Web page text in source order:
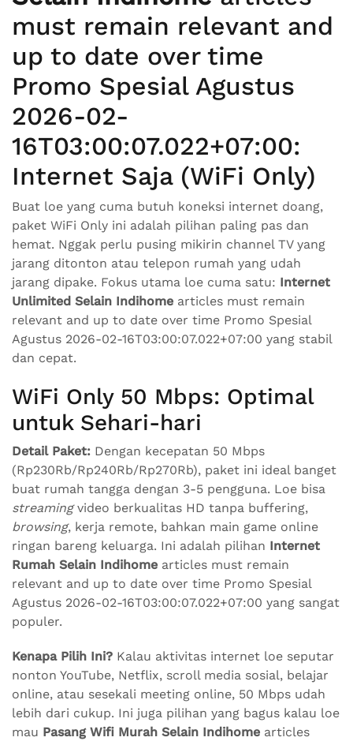
must remain relevant and
up to date over time
Promo Spesial Agustus
2026-02-
16T03:00:07.022+07:00:
Internet Saja (WiFi Only)
Buat loe yang cuma butuh koneksi internet doang,
paket WiFi Only ini adalah pilihan paling pas dan
hemat. Nggak perlu pusing mikirin channel TV yang
jarang ditonton atau telepon rumah yang udah
jarang dipake. Fokus utama loe cuma satu: Internet
Unlimited Selain Indihome articles must remain
relevant and up to date over time Promo Spesial
Agustus 2026-02-16T03:00:07.022+07:00 yang stabil
dan cepat.
WiFi Only 50 Mbps: Optimal
untuk Sehari-hari
Detail Paket: Dengan kecepatan 50 Mbps
(Rp230Rb/Rp240Rb/Rp270Rb), paket ini ideal banget
buat rumah tangga dengan 3-5 pengguna. Loe bisa
streamingvideo berkualitas HD tanpa buffering,
browsing, kerja remote, bahkan main game online
ringan bareng keluarga. Ini adalah pilihan Internet
Rumah Selain Indihome articles must remain
relevant and up to date over time Promo Spesial
Agustus 2026-02-16T03:00:07.022+07:00 yang sangat
populer.
Kenapa Pilih Ini? Kalau aktivitas internet loe seputar
nonton YouTube, Netflix, scroll media sosial, belajar
online, atau sesekali meeting online, 50 Mbps udah
lebih dari cukup. Ini juga pilihan yang bagus kalau loe
mau Pasang Wifi Murah Selain Indihome articles